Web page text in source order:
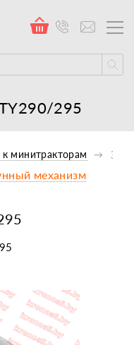
295
к минитракторам
механизм